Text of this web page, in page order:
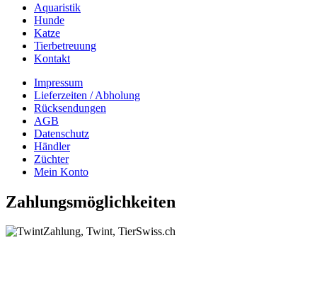
Aquaristik
Hunde
Katze
Tierbetreuung
Kontakt
Impressum
Lieferzeiten / Abholung
Rücksendungen
AGB
Datenschutz
Händler
Züchter
Mein Konto
Zahlungsmöglichkeiten